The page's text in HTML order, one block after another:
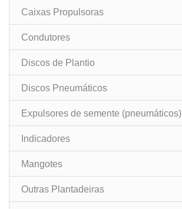
Caixas Propulsoras
Condutores
Discos de Plantio
Discos Pneumáticos
Expulsores de semente (pneumáticos)
Indicadores
Mangotes
Outras Plantadeiras